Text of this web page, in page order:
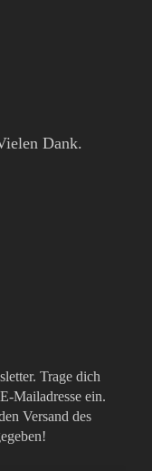
Dank.
Trage dich
Mailadresse ein.
Versand des